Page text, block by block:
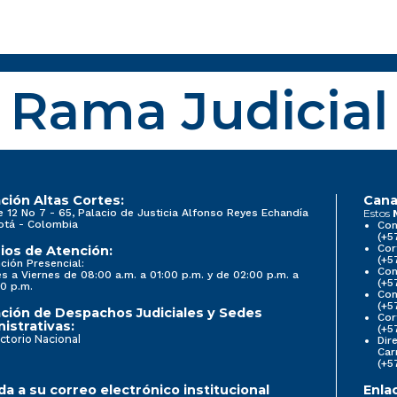
Rama Judicial
Altas Cortes:
12 No 7 - 65, Palacio de Justicia Alfonso Reyes Echandía
- Colombia
de Atención:
Presencial:
a Viernes de 08:00 a.m. a 01:00 p.m. y de 02:00 p.m. a
p.m.
de Despachos Judiciales y Sedes
Nacional
Estos
a su correo electrónico institucional